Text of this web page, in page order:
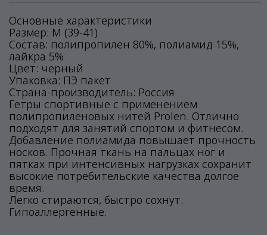
Основные характеристики
Размер: M (39-41)
Состав: полипропилен 80%, полиамид 15%,
лайкра 5%
Цвет: черный
Упаковка: ПЭ пакет
Страна-производитель: Россия
Гетры спортивные с применением
полипропиленовых нитей Prolen. Отлично
подходят для занятий спортом и фитнесом.
Добавление полиамида повышает прочность
носков. Прочная ткань на пальцах ног и
пятках при интенсивных нагрузках сохранит
высокие потребительские качества долгое
время.
Легко стираются, быстро сохнут.
Гипоаллергенные.